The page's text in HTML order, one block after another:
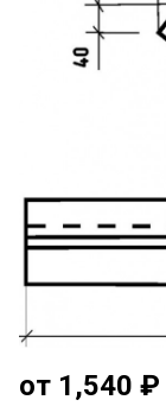
от 1,540 ₽